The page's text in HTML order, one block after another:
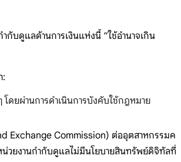
บดูแลด้านการเงินแห่งนี้ “ใช้อำนาจเกิน
:
ดยผ่านการดำเนินการบังคับใช้กฎหมาย
Exchange Commission) ต่ออุตสาหกรรมค
น่วยงานกำกับดูแลไม่มีนโยบายสินทรัพย์ดิจิทัลที่